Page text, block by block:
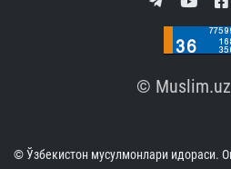
©
© Ўзбекистон мусулмонлари идораси.